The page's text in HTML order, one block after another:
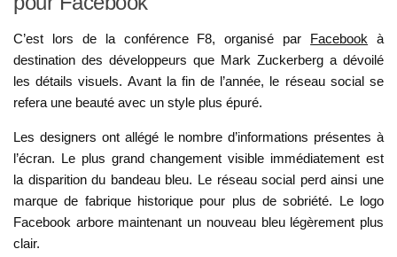
C’est lors de la conférence F8, organisé par Facebook à
destination des développeurs que Mark Zuckerberg a dévoilé
les détails visuels. Avant la fin de l’année, le réseau social se
refera une beauté avec un style plus épuré.
Les designers ont allégé le nombre d’informations présentes à
l’écran. Le plus grand changement visible immédiatement est
la disparition du bandeau bleu. Le réseau social perd ainsi une
marque de fabrique historique pour plus de sobriété. Le logo
Facebook arbore maintenant un nouveau bleu légèrement plus
clair.